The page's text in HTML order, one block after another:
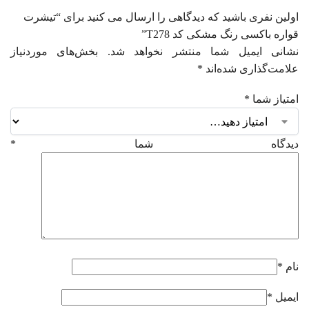
اولین نفری باشید که دیدگاهی را ارسال می کنید برای “تیشرت
قواره باکسی رنگ مشکی کد T278”
نشانی ایمیل شما منتشر نخواهد شد.
بخش‌های موردنیاز
علامت‌گذاری شده‌اند *
امتیاز شما *
دیدگاه شما *
نام *
ایمیل *